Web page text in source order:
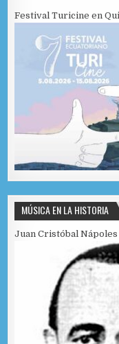
Festival Turicine en
MÚSICA EN LA HISTORIA
Juan Cristóbal Nápoles